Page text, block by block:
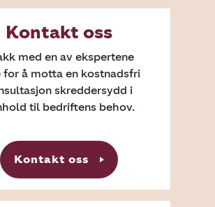
Kontakt oss
med en av ekspertene
for å motta en kostnadsfri
skreddersydd i
til bedriftens behov.
Kontakt oss